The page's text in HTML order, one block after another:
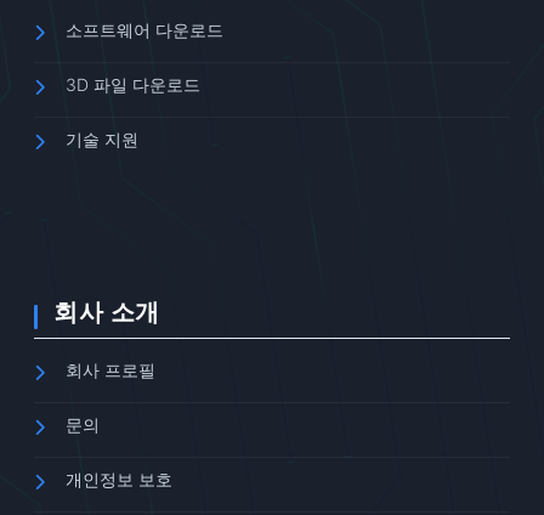
소프트웨어 다운로드
3D 파일 다운로드
기술 지원
회사 소개
회사 프로필
문의
개인정보 보호